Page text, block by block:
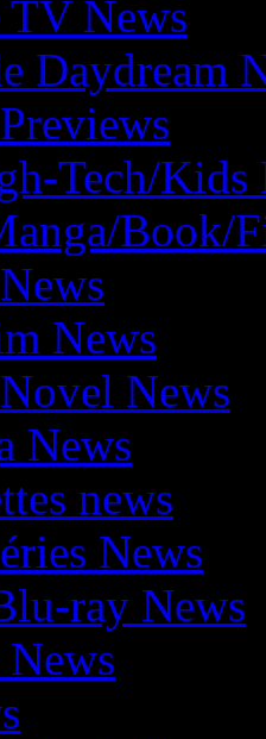
News
Daydream
Tech/Kids
Book/
News
News
News
news
News
ray News
News